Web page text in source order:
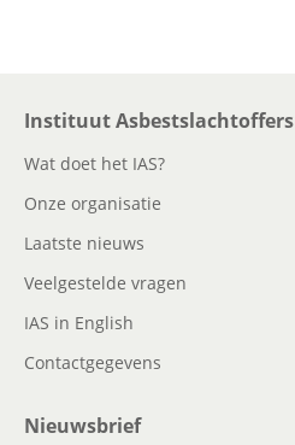
Instituut Asbestslachtoffers
Wat doet het IAS?
Onze organisatie
Laatste nieuws
Veelgestelde vragen
IAS in English
Contactgegevens
Nieuwsbrief